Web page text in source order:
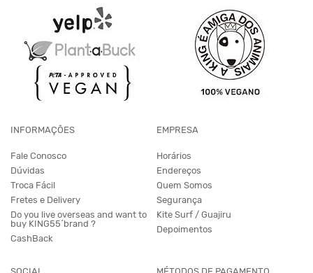
INFORMAÇÕES
Fale Conosco
Dúvidas
Troca Fácil
Fretes e Delivery
Do you live overseas and want to
buy KING55´brand ?
CashBack
EMPRESA
Horários
Endereços
Quem Somos
Segurança
Kite Surf / Guajiru
Depoimentos